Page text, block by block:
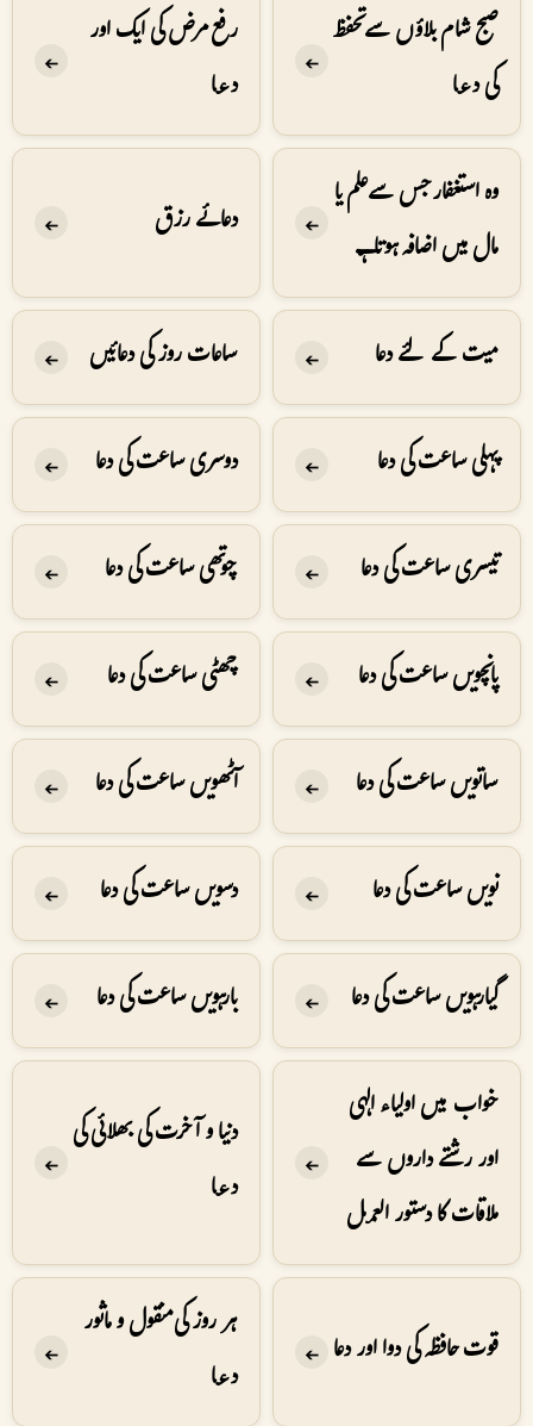
صبح شام بلاؤں سے تحفظ
کی دعا
➔
رفع مرض کی ایک اور
دعا
➔
وہ استغفار جس سے علم یا
مال میں اضافہ ہوتا ہے
➔ دعائے رزق ➔
میت کے لئے دعا ➔ ساعات روز کی دعائیں ➔
پہلی ساعت کی دعا ➔ دوسری ساعت کی دعا ➔
تیسری ساعت کی دعا ➔ چوتھی ساعت کی دعا ➔
پانچویں ساعت کی دعا ➔ چھٹی ساعت کی دعا ➔
ساتویں ساعت کی دعا ➔ آٹھویں ساعت کی دعا ➔
نویں ساعت کی دعا ➔ دسویں ساعت کی دعا ➔
گیارہویں ساعت کی دعا ➔ بارہویں ساعت کی دعا ➔
خواب میں اولیاء الہی
اور رشتے داروں سے
ملاقات کا دستور العمل
➔
دنیا و آخرت کی بھلائی کی
دعا
➔
قوت حافظہ کی دوا اور دعا ➔
ہر روز کی منقول و ماثور
دعا
➔